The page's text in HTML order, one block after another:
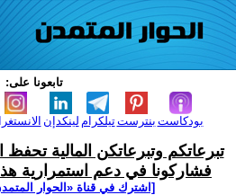
تابعونا على:
لينكدإن تيلكرامبنترست بودكاست
تبرعاتكم وتبرعاتكن المالية تحفظ
فشاركونا في دعم استمرارية
[اشترك في قناة ‫«الحوار